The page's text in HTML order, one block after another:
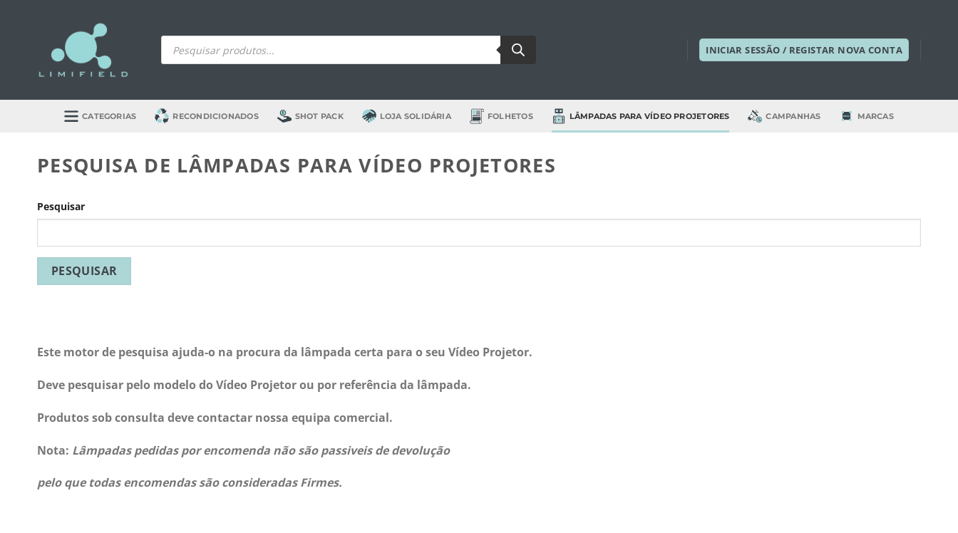
Products
search INICIAR SESSÃO / REGISTAR NOVA CONTA
CATEGORIAS RECONDICIONADOS SHOT PACK LOJA SOLIDÁRIA FOLHETOS LÂMPADAS PARA VÍDEO PROJETORES CAMPANHAS MARCAS
PESQUISA DE LÂMPADAS PARA VÍDEO PROJETORES
Pesquisar
PESQUISAR
Este motor de pesquisa ajuda-o na procura da lâmpada certa para o seu Vídeo Projetor.
Deve pesquisar pelo modelo do Vídeo Projetor ou por referência da lâmpada.
Produtos sob consulta deve contactar nossa equipa comercial.
Nota: Lâmpadas pedidas por encomenda não são passiveis de devolução
pelo que todas encomendas são consideradas Firmes.